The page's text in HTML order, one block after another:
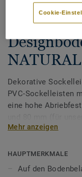
NATURAL
Dekorative
PVC-Sockelleisten
eine hohe
unsere
Mehr anzeigen
HAUPTMERKMALE
Auf den
Cookie-